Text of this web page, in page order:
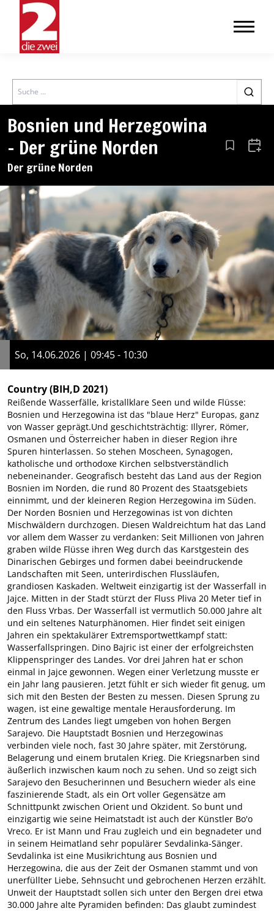
Search
Bosnien und Herzegowina
– Der grüne Norden
Der grüne Norden
Aus den
So, 14.06.2026 | 09:45 - 10:30
Country(BIH,D 2021)
Reißende Wasserfälle, kristallklare Seen und wilde Flüsse:
Bosnien und Herzegowina ist das "blaue Herz" Europas, ganz
von Wasser geprägt.Und geschichtsträchtig: Illyrer, Römer,
Osmanen und Österreicher haben in dieser Region ihre
Spuren hinterlassen. So stehen Moscheen, Synagogen,
katholische und orthodoxe Kirchen selbstverständlich
nebeneinander. Geografisch besteht das Land aus der Region
Bosnien im Norden, die rund 80 Prozent des Staatsgebiets
einnimmt, und der kleineren Region Herzegowina im Süden.
Der Norden Bosnien und Herzegowinas ist von dichten
Mischwäldern durchzogen. Diesen Waldreichtum hat das Land
vor allem dem Wasser zu verdanken: Seit Millionen von Jahren
graben wilde Flüsse ihren Weg durch das Karstgestein des
Dinarischen Gebirges und formen dabei beeindruckende
Landschaften mit Seen, unterirdischen Flussläufen,
grandiosen Kaskaden. Weltweit einzigartig ist der Wasserfall in
Jajce. Mitten in der Stadt stürzt der Fluss Pliva 20 Meter tief in
den Fluss Vrbas. Der Wasserfall ist vermutlich 50.000 Jahre alt
und ein seltenes Naturphänomen. Hier findet seit einigen
Jahren ein spektakulärer Extremsportwettkampf statt:
Wasserfallspringen. Dino Bajric ist einer der erfolgreichsten
Klippenspringer des Landes. Vor drei Jahren hat er schon
einmal in Jajce gewonnen. Wegen einer Verletzung musste er
ein Jahr lang pausieren. Jetzt fühlt er sich wieder fit genug, um
sich mit den Besten der Besten zu messen. Diesen Sprung zu
wagen, ist eine gewaltige mentale Herausforderung. Im
Zentrum des Landes liegt umgeben von hohen Bergen
Sarajevo. Die Hauptstadt Bosnien und Herzegowinas
verbinden viele noch, fast 30 Jahre später, mit Zerstörung,
Belagerung und einem brutalen Krieg. Die Kriegsnarben sind
äußerlich inzwischen kaum noch zu sehen. Und so zeigt sich
Sarajevo den Besucherinnen und Besuchern wieder als eine
faszinierende Stadt, als ein Ort voller Gegensätze am
Schnittpunkt zwischen Orient und Okzident. So bunt und
einzigartig wie seine Heimatstadt ist auch der Künstler Bo'o
Vreco. Er ist Mann und Frau zugleich und ein begnadeter und
in seinem Heimatland sehr populärer Sevdalinka-Sänger.
Sevdalinka ist eine Musikrichtung aus Bosnien und
Herzegowina, die aus der Zeit der Osmanen stammt und von
unerfüllter Liebe, Sehnsucht und gebrochenen Herzen erzählt.
Unweit der Hauptstadt sollen sich unter den Bergen drei etwa
30.000 Jahre alte Pyramiden befinden: Das glaubt zumindest